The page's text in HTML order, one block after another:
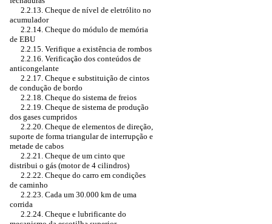
2.2.13. Cheque de nível de eletrólito no
acumulador
2.2.14. Cheque do módulo de memória
de EBU
2.2.15. Verifique a existência de rombos
2.2.16. Verificação dos conteúdos de
anticongelante
2.2.17. Cheque e substituição de cintos
de condução de bordo
2.2.18. Cheque do sistema de freios
2.2.19. Cheque de sistema de produção
dos gases cumpridos
2.2.20. Cheque de elementos de direção,
suporte de forma triangular de interrupção e
metade de cabos
2.2.21. Cheque de um cinto que
distribui o gás (motor de 4 cilindros)
2.2.22. Cheque do carro em condições
de caminho
2.2.23. Cada um 30.000 km de uma
corrida
2.2.24. Cheque e lubrificante do